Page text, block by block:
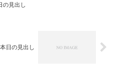
の見出し
本日の見出し